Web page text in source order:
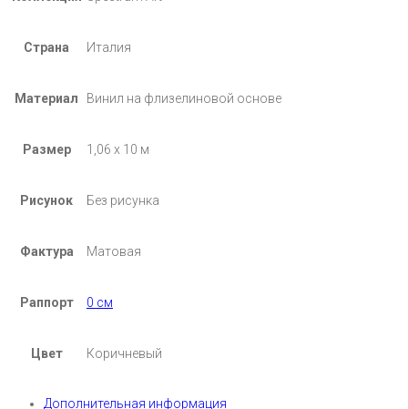
Страна Италия
Материал Винил на флизелиновой основе
Размер 1,06 х 10 м
Рисунок Без рисунка
Фактура Матовая
Раппорт 0 см
Цвет Коричневый
Дополнительная информация